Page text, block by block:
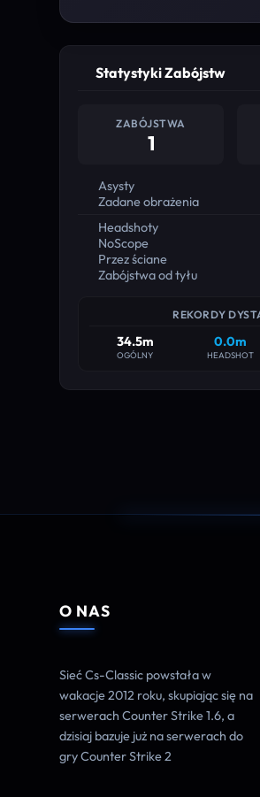
Statystyki Zabójstw
ZABÓJSTWA
1
Asysty
Zadane obrażenia
Headshoty
NoScope
Przez ściane
Zabójstwa od tyłu
REKORDY
34.5m
OGÓLNY
0.0m
HEADSHOT
O NAS
Sieć Cs-Classic powstała w
wakacje 2012 roku, skupiając się na
serwerach Counter Strike 1.6, a
dzisiaj bazuje już na serwerach do
gry Counter Strike 2